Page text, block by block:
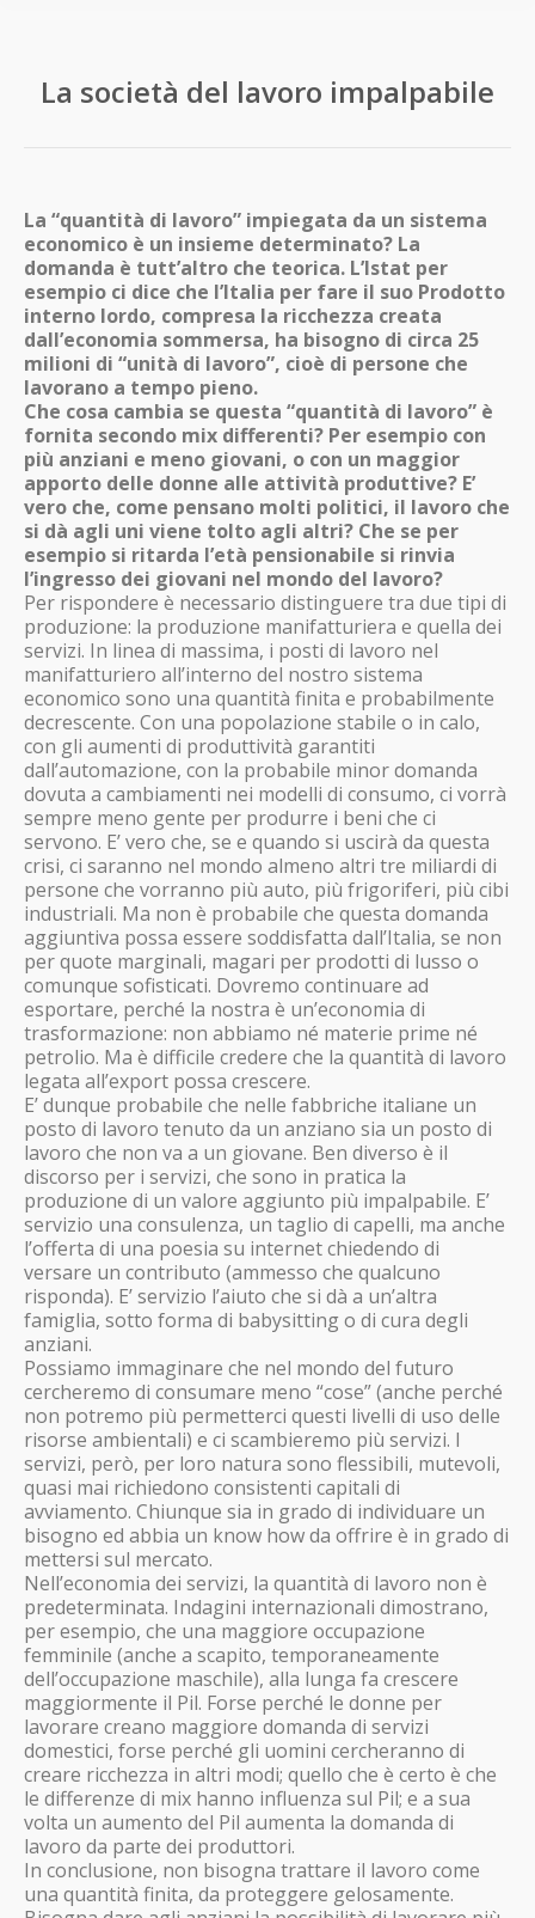
La società del lavoro impalpabile
La “quantità di lavoro” impiegata da un sistema
economico è un insieme determinato? La
domanda è tutt’altro che teorica. L’Istat per
esempio ci dice che l’Italia per fare il suo Prodotto
interno lordo, compresa la ricchezza creata
dall’economia sommersa, ha bisogno di circa 25
milioni di “unità di lavoro”, cioè di persone che
lavorano a tempo pieno.
Che cosa cambia se questa “quantità di lavoro” è
fornita secondo mix differenti? Per esempio con
più anziani e meno giovani, o con un maggior
apporto delle donne alle attività produttive? E’
vero che, come pensano molti politici, il lavoro che
si dà agli uni viene tolto agli altri? Che se per
esempio si ritarda l’età pensionabile si rinvia
l’ingresso dei giovani nel mondo del lavoro?
Per rispondere è necessario distinguere tra due tipi di
produzione: la produzione manifatturiera e quella dei
servizi. In linea di massima, i posti di lavoro nel
manifatturiero all’interno del nostro sistema
economico sono una quantità finita e probabilmente
decrescente. Con una popolazione stabile o in calo,
con gli aumenti di produttività garantiti
dall’automazione, con la probabile minor domanda
dovuta a cambiamenti nei modelli di consumo, ci vorrà
sempre meno gente per produrre i beni che ci
servono. E’ vero che, se e quando si uscirà da questa
crisi, ci saranno nel mondo almeno altri tre miliardi di
persone che vorranno più auto, più frigoriferi, più cibi
industriali. Ma non è probabile che questa domanda
aggiuntiva possa essere soddisfatta dall’Italia, se non
per quote marginali, magari per prodotti di lusso o
comunque sofisticati. Dovremo continuare ad
esportare, perché la nostra è un’economia di
trasformazione: non abbiamo né materie prime né
petrolio. Ma è difficile credere che la quantità di lavoro
legata all’export possa crescere.
E’ dunque probabile che nelle fabbriche italiane un
posto di lavoro tenuto da un anziano sia un posto di
lavoro che non va a un giovane. Ben diverso è il
discorso per i servizi, che sono in pratica la
produzione di un valore aggiunto più impalpabile. E’
servizio una consulenza, un taglio di capelli, ma anche
l’offerta di una poesia su internet chiedendo di
versare un contributo (ammesso che qualcuno
risponda). E’ servizio l’aiuto che si dà a un’altra
famiglia, sotto forma di babysitting o di cura degli
anziani.
Possiamo immaginare che nel mondo del futuro
cercheremo di consumare meno “cose” (anche perché
non potremo più permetterci questi livelli di uso delle
risorse ambientali) e ci scambieremo più servizi. I
servizi, però, per loro natura sono flessibili, mutevoli,
quasi mai richiedono consistenti capitali di
avviamento. Chiunque sia in grado di individuare un
bisogno ed abbia un know how da offrire è in grado di
mettersi sul mercato.
Nell’economia dei servizi, la quantità di lavoro non è
predeterminata. Indagini internazionali dimostrano,
per esempio, che una maggiore occupazione
femminile (anche a scapito, temporaneamente
dell’occupazione maschile), alla lunga fa crescere
maggiormente il Pil. Forse perché le donne per
lavorare creano maggiore domanda di servizi
domestici, forse perché gli uomini cercheranno di
creare ricchezza in altri modi; quello che è certo è che
le differenze di mix hanno influenza sul Pil; e a sua
volta un aumento del Pil aumenta la domanda di
lavoro da parte dei produttori.
In conclusione, non bisogna trattare il lavoro come
una quantità finita, da proteggere gelosamente.